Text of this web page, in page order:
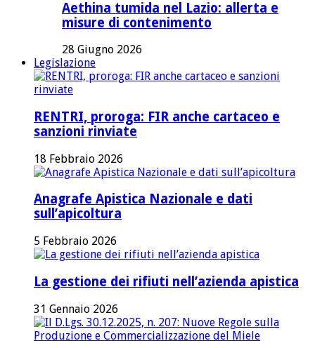
Aethina tumida nel Lazio: allerta e
misure di contenimento
28 Giugno 2026
Legislazione
RENTRI, proroga: FIR anche cartaceo e
sanzioni rinviate
18 Febbraio 2026
Anagrafe Apistica Nazionale e dati
sull’apicoltura
5 Febbraio 2026
La gestione dei rifiuti nell’azienda apistica
31 Gennaio 2026